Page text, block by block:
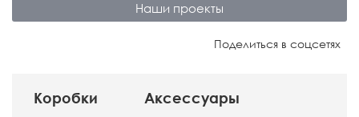
Наши проекты
Поделиться в соцсетях
Коробки
Аксессуары